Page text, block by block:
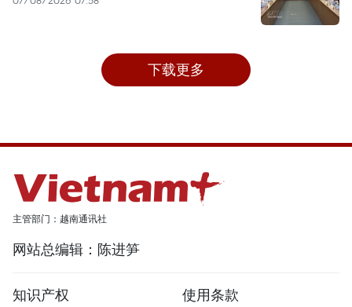
下载更多
主管部门：越南通讯社
网站总编辑：陈进笋
知识产权 使用条款